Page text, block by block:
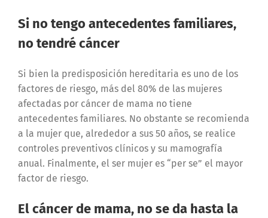
Si no tengo antecedentes familiares,
no tendré cáncer
Si bien la predisposición hereditaria es uno de los
factores de riesgo, más del 80% de las mujeres
afectadas por cáncer de mama no tiene
antecedentes familiares. No obstante se recomienda
a la mujer que, alrededor a sus 50 años, se realice
controles preventivos clínicos y su mamografía
anual. Finalmente, el ser mujer es “per se” el mayor
factor de riesgo.
El cáncer de mama, no se da hasta la